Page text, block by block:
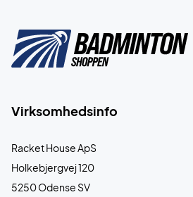
Virksomhedsinfo
Racket House ApS
Holkebjergvej 120
5250 Odense SV